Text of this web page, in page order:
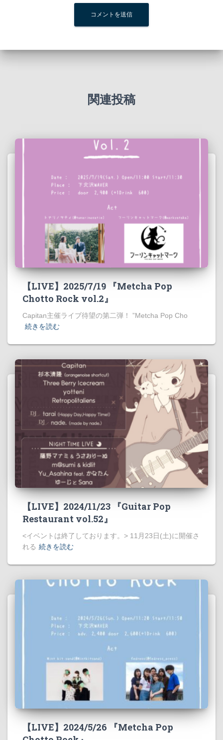
関連投稿
【LIVE】2025/7/19 『Metcha Pop
Chotto Rock vol.2』
Capitan主催ライブ待望の第二弾！ ”Metcha Pop Cho
続きを読む
【LIVE】2024/11/23 『Guitar Pop
Restaurant vol.52』
<イベントは終了しております。> 11月23日(土)に開催さ
れる 続きを読む
【LIVE】2024/5/26 『Metcha Pop